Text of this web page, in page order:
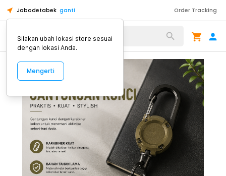
Jabodetabek ganti Order Tracking
Alat Kopi
Silakan ubah lokasi store sesuai
dengan lokasi Anda.
Mengerti